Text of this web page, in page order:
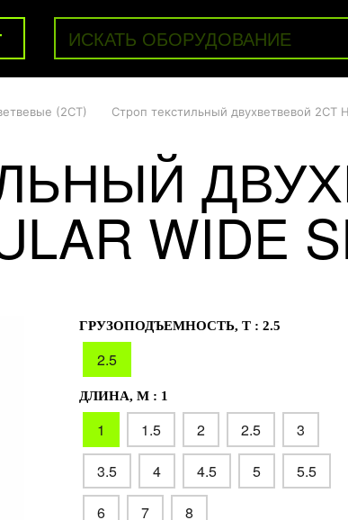
(2СТ) Строп текстильный двухветвевой 2СТ
WIDE
ГРУЗОПОДЪЕМНОСТЬ, Т : 2.5
2.5
ДЛИНА, М : 1
1 1.5 2 2.5
3
3.5
4 4.5 5
5.5
6
7 8